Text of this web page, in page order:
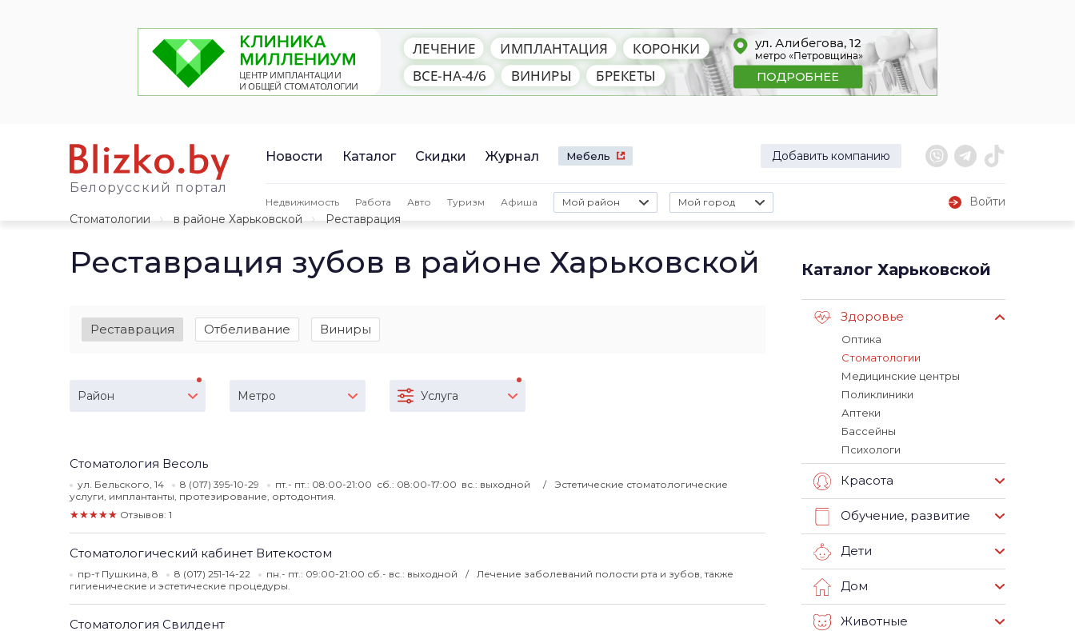
Белорусский портал
Новости Каталог Скидки Журнал Мебель Добавить компанию
Недвижимость Работа Авто Туризм Афиша Мой район Мой город
Войти
Стоматологии
в районе Харьковской Реставрация
Реставрация зубов в районе Харьковской
Реставрация Отбеливание Виниры
Район Метро Услуга
Стоматология Весоль
ул. Бельского, 14 8 (017) 395-10-29 пт.- пт.: 08:00-21:00 сб.: 08:00-17:00 вс.: выходной
Эстетические стоматологические
услуги, имплантанты, протезирование, ортодонтия.
★★★★★ Отзывов: 1
Стоматологический кабинет Витекостом
пр-т Пушкина, 8 8 (017) 251-14-22 пн.- пт.: 09:00-21:00 сб.- вс.: выходной
Лечение заболеваний полости рта и зубов, также
гигиенические и эстетические процедуры.
Стоматология Свилдент
Каталог Харьковской
Здоровье
Оптика
Стоматологии
Медицинские центры
Поликлиники
Аптеки
Бассейны
Психологи
Красота
Обучение, развитие
Дети
Дом
Животные